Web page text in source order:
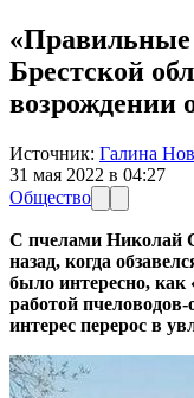
Брестской
возрождении
Источник: Галина
31 мая 2022 в 04:27
Общество
С пчелами Николай
назад, когда
было интересно, как
работой
интерес перерос в